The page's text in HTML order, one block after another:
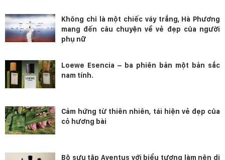
Không chỉ là một chiếc váy trắng, Hà Phương
mang đến câu chuyện về vẻ đẹp của người
phụ nữ
Loewe Esencia – ba phiên bản một bản sắc
nam tính.
Cảm hứng từ thiên nhiên, tái hiện vẻ đẹp của
cỏ hương bài
Bộ sưu tập Aventus với biểu tượng làm nên di